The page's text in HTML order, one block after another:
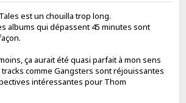
est un chouilla trop long.
albums qui dépassent 45 minutes sont
ça aurait été quasi parfait à mon sens
comme Gangsters sont réjouissantes
intéressantes pour Thom